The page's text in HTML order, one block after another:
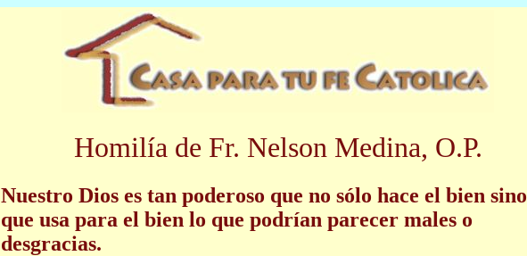
Homilía de Fr. Nelson Medina, O.P.
Nuestro Dios es tan poderoso que no sólo hace el bien sino
que usa para el bien lo que podrían parecer males o
desgracias.